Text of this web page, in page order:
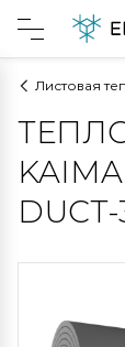
Листовая